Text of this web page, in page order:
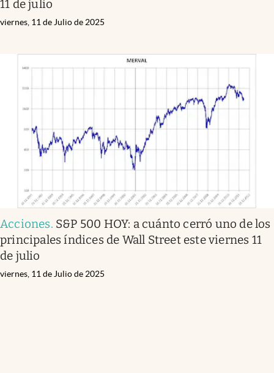
11 de julio
viernes, 11 de Julio de 2025
Acciones. S&P 500 HOY: a cuánto cerró uno de los
principales índices de Wall Street este viernes 11
de julio
viernes, 11 de Julio de 2025